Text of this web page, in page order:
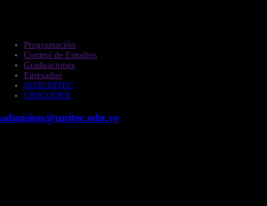
Programación
Control de Estudios
Graduaciones
Egresados
SEDUNITEC
UNICODEX
admision@unitec.edu.ve